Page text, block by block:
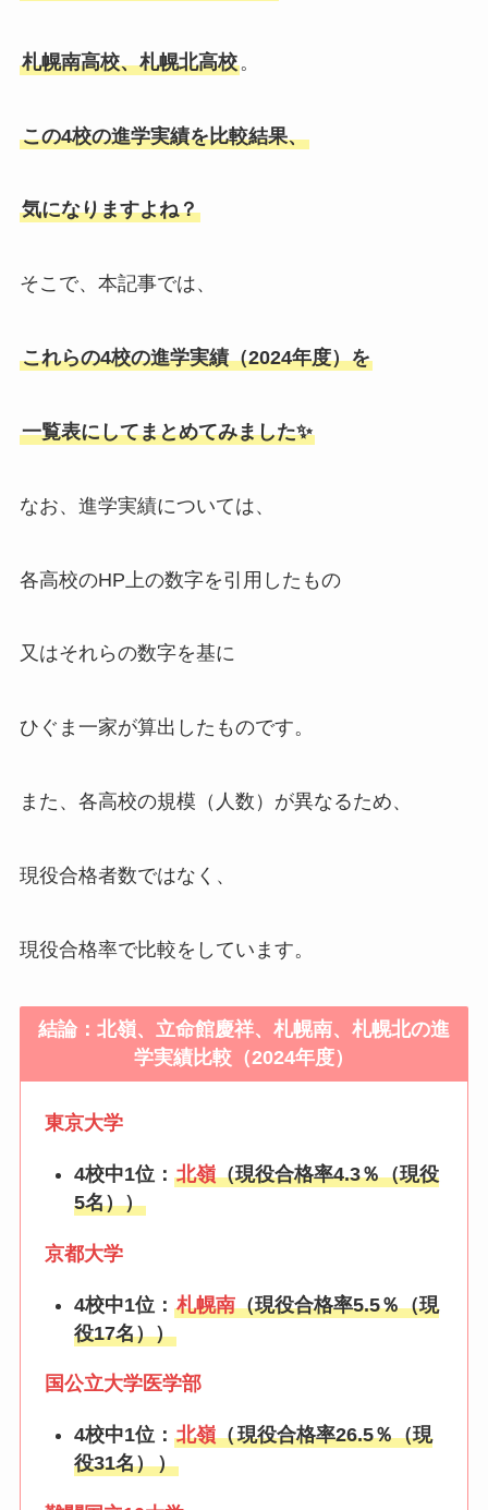
札幌南高校、札幌北高校。
この4校の進学実績を比較結果、
気になりますよね？
そこで、本記事では、
これらの4校の進学実績（2024年度）を
一覧表にしてまとめてみました✨
なお、進学実績については、
各高校のHP上の数字を引用したもの
又はそれらの数字を基に
ひぐま一家が算出したものです。
また、各高校の規模（人数）が異なるため、
現役合格者数ではなく、
現役合格率で比較をしています。
結論：北嶺、立命館慶祥、札幌南、札幌北の進
学実績比較（2024年度）
東京大学
4校中1位：北嶺（現役合格率4.3％（現役
5名））
京都大学
4校中1位：札幌南（現役合格率5.5％（現
役17名））
国公立大学医学部
4校中1位：北嶺（現役合格率26.5％（現
役31名））